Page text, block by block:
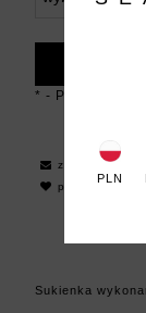
* - Pole
zapytaj o
poleć
Sukienka
PLN